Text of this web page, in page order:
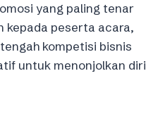
yang paling tenar
kepada peserta acara,
kompetisi bisnis
untuk menonjolkan diri